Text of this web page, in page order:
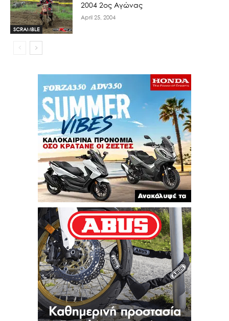
SCRAMBLE
2004 2ος Αγώνας
April 25, 2004